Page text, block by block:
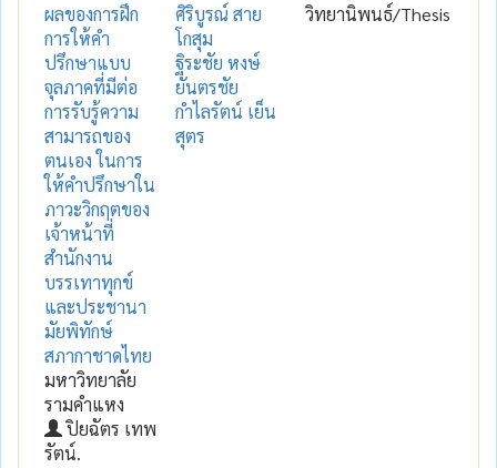
ผลของการฝึก
การให้คำ
ปรึกษาแบบ
จุลภาคที่มีต่อ
การรับรู้ความ
สามารถของ
ตนเอง ในการ
ให้คำปรึกษาใน
ภาวะวิกฤตของ
เจ้าหน้าที่
สำนักงาน
บรรเทาทุกข์
และประชานา
มัยพิทักษ์
สภากาชาดไทย
มหาวิทยาลัย
รามคำแหง
ปิยฉัตร เทพ
รัตน์.
ศิริบูรณ์ สาย
โกสุม
ฐิระชัย หงษ์
ยันตรชัย
กำไลรัตน์ เย็น
สุตร
วิทยานิพนธ์/Thesis